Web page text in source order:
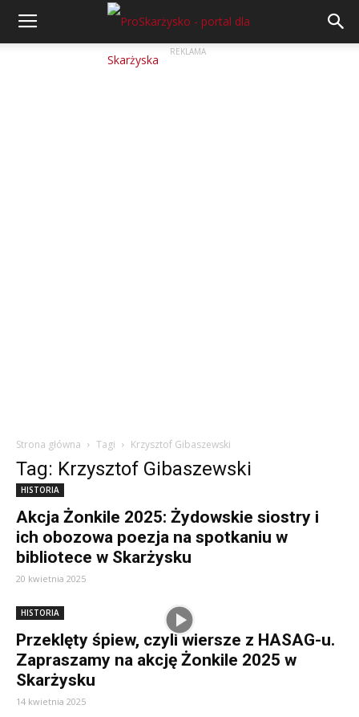
REKLAMA
Strona główna Tagi Krzysztof Gibaszewski
Tag: Krzysztof Gibaszewski
HISTORIA
Akcja Żonkile 2025: Żydowskie siostry i
ich obozowa poezja na spotkaniu w
bibliotece w Skarżysku
20 kwietnia 2025
HISTORIA
Przeklęty śpiew, czyli wiersze z HASAG-u.
Zapraszamy na akcję Żonkile 2025 w
Skarżysku
14 kwietnia 2025